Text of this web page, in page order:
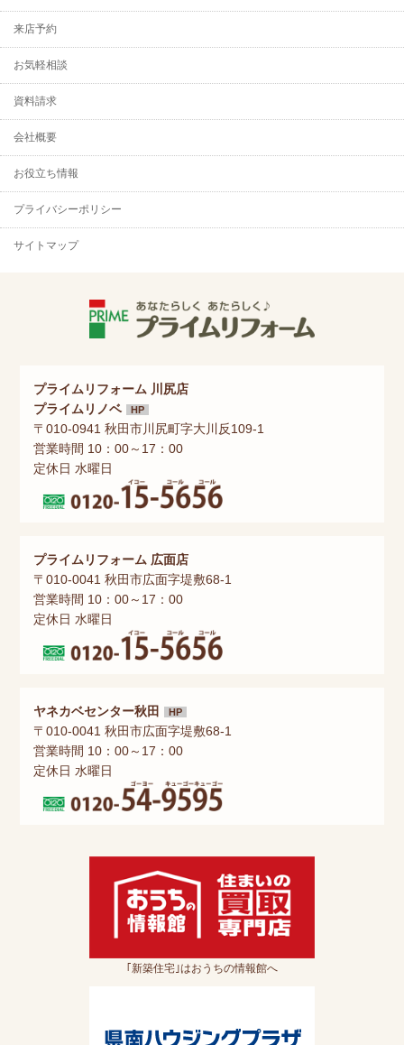
来店予約
お気軽相談
資料請求
会社概要
お役立ち情報
プライバシーポリシー
サイトマップ
プライムリフォーム 川尻店
プライムリノベ
HP
〒010-0941 秋田市川尻町字大川反109-1
営業時間 10：00～17：00
定休日 水曜日
プライムリフォーム 広面店
〒010-0041 秋田市広面字堤敷68-1
営業時間 10：00～17：00
定休日 水曜日
ヤネカベセンター秋田 HP
〒010-0041 秋田市広面字堤敷68-1
営業時間 10：00～17：00
定休日 水曜日
｢新築住宅｣はおうちの情報館へ